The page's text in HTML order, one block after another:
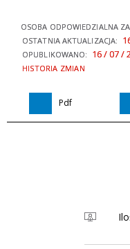
OSOBA ODPOWIEDZIALNA
OSTATNIA AKTUALIZACJA:
OPUBLIKOWANO: 16 / 07 /
HISTORIA ZMIAN
Pdf